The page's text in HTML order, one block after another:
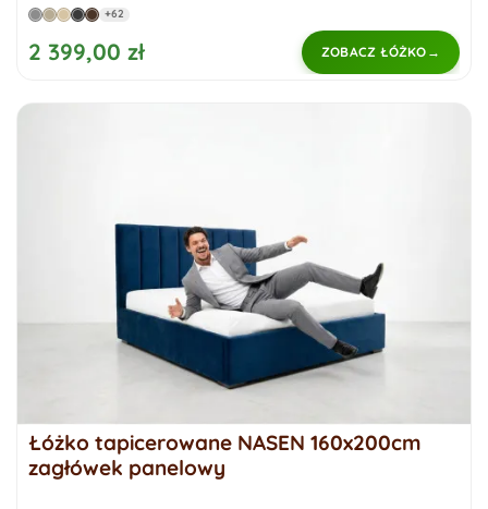
+62
2 399,00 zł ZOBACZ ŁÓŻKO
Łóżko tapicerowane NASEN 160x200cm
zagłówek panelowy